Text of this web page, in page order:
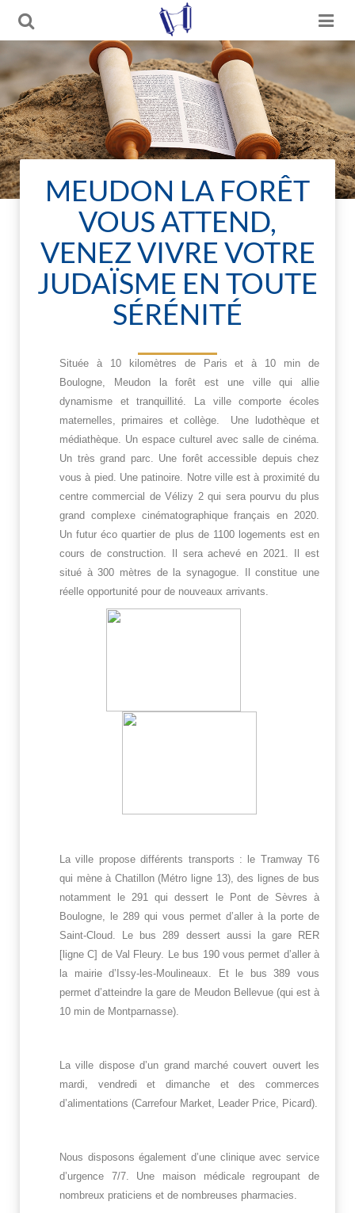
MEUDON LA FORÊT
VOUS ATTEND,
VENEZ VIVRE VOTRE
JUDAÏSME EN TOUTE
SÉRÉNITÉ
Située à 10 kilomètres de Paris et à 10 min de
Boulogne, Meudon la forêt est une ville qui allie
dynamisme et tranquillité. La ville comporte écoles
maternelles, primaires et collège. Une ludothèque et
médiathèque. Un espace culturel avec salle de cinéma.
Un très grand parc. Une forêt accessible depuis chez
vous à pied. Une patinoire. Notre ville est à proximité du
centre commercial de Vélizy 2 qui sera pourvu du plus
grand complexe cinématographique français en 2020.
Un futur éco quartier de plus de 1100 logements est en
cours de construction. Il sera achevé en 2021. Il est
situé à 300 mètres de la synagogue. Il constitue une
réelle opportunité pour de nouveaux arrivants.
La ville propose différents transports : le Tramway T6
qui mène à Chatillon (Métro ligne 13), des lignes de bus
notamment le 291 qui dessert le Pont de Sèvres à
Boulogne, le 289 qui vous permet d’aller à la porte de
Saint-Cloud. Le bus 289 dessert aussi la gare RER
[ligne C] de Val Fleury. Le bus 190 vous permet d’aller à
la mairie d’Issy-les-Moulineaux. Et le bus 389 vous
permet d’atteindre la gare de Meudon Bellevue (qui est à
10 min de Montparnasse).
La ville dispose d’un grand marché couvert ouvert les
mardi, vendredi et dimanche et des commerces
d’alimentations (Carrefour Market, Leader Price, Picard).
Nous disposons également d’une clinique avec service
d’urgence 7/7. Une maison médicale regroupant de
nombreux praticiens et de nombreuses pharmacies.